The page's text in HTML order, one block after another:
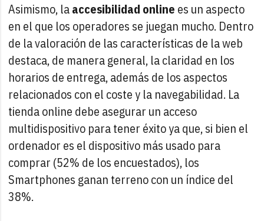
Asimismo, laaccesibilidad online es un aspecto
en el que los operadores se juegan mucho. Dentro
de la valoración de las características de la web
destaca, de manera general, la claridad en los
horarios de entrega, además de los aspectos
relacionados con el coste y la navegabilidad. La
tienda online debe asegurar un acceso
multidispositivo para tener éxito ya que, si bien el
ordenador es el dispositivo más usado para
comprar (52% de los encuestados), los
Smartphones ganan terreno con un índice del
38%.